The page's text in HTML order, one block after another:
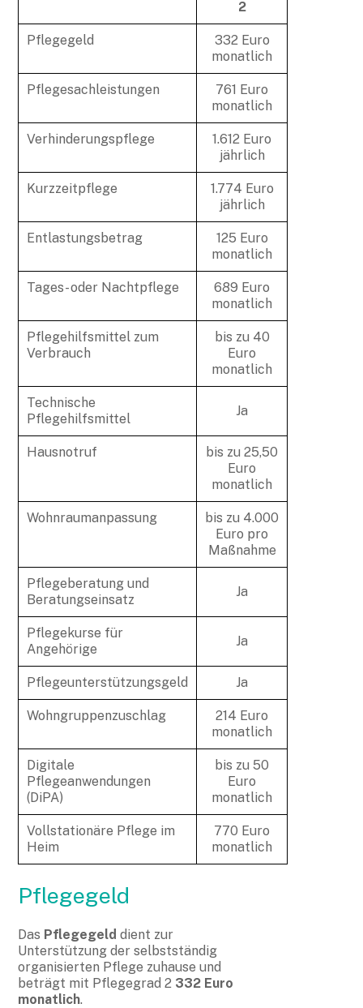
2
Pflegegeld
332 Euro
monatlich
Pflegesachleistungen
761 Euro
monatlich
Verhinderungspflege
1.612 Euro
jährlich
Kurzzeitpflege
1.774 Euro
jährlich
Entlastungsbetrag
125 Euro
monatlich
Tages- oder Nachtpflege
689 Euro
monatlich
Pflegehilfsmittel zum
Verbrauch
bis zu 40
Euro
monatlich
Technische
Pflegehilfsmittel
Ja
Hausnotruf
bis zu 25,50
Euro
monatlich
Wohnraumanpassung
bis zu 4.000
Euro pro
Maßnahme
Pflegeberatung und
Beratungseinsatz
Ja
Pflegekurse für
Angehörige
Ja
Pflegeunterstützungsgeld Ja
Wohngruppenzuschlag
214 Euro
monatlich
Digitale
Pflegeanwendungen
(DiPA)
bis zu 50
Euro
monatlich
Vollstationäre Pflege im
Heim
770 Euro
monatlich
Pflegegeld
Das Pflegegeld dient zur
Unterstützung der selbstständig
organisierten Pflege zuhause und
beträgt mit Pflegegrad 2 332 Euro
monatlich.